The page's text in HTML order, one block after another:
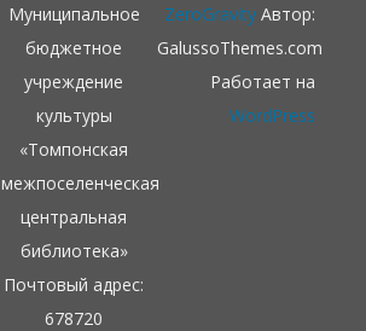
Муниципальное
бюджетное
учреждение
культуры
«Томпонская
межпоселенческая
центральная
библиотека»
Почтовый адрес:
678720
ZeroGravityАвтор:
GalussoThemes.com
Работает на
WordPress